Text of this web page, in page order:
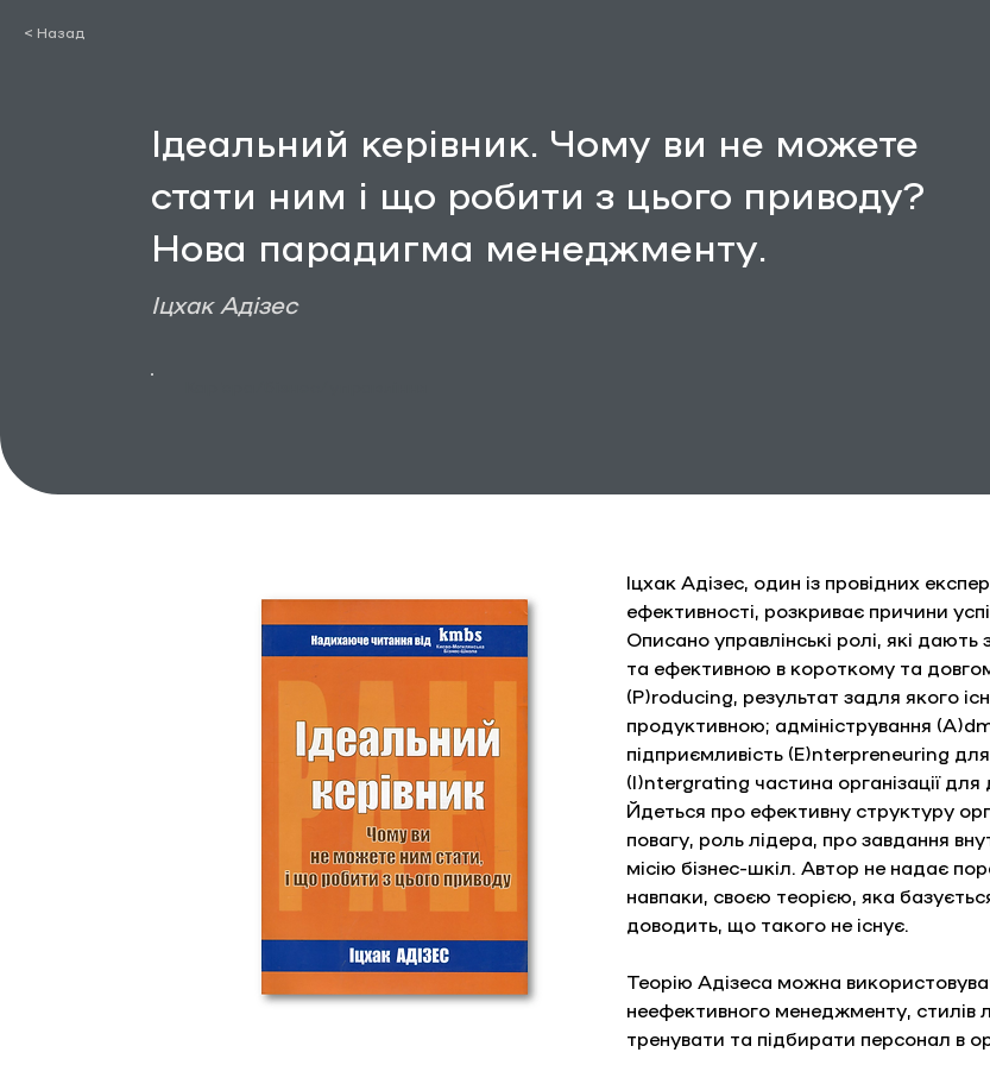
< Назад
Ідеальний керівник. Чому ви не можете
стати ним і що робити з цього приводу?
Нова парадигма менеджменту.
Іцхак Адізес
Іцхак Адізес, один із провідних
ефективності, розкриває причини
Описано управлінські ролі, які дають
та ефективною в короткому та
(P)roducing, результат задля якого
продуктивною; адміністрування
підприємливість (E)nterpreneuring
(I)ntergrating частина організації для
Йдеться про ефективну структуру
повагу, роль лідера, про завдання
місію бізнес-шкіл. Автор не надає
навпаки, своєю теорією, яка
доводить, що такого не існує.
Теорію Адізеса можна
неефективного менеджменту, стилів
тренувати та підбирати персонал в